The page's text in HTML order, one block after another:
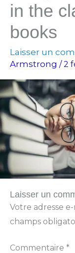
in the
books
Laisser un
Armstrong /2
Laisser un
Votre adresse
champs
Commentaire *